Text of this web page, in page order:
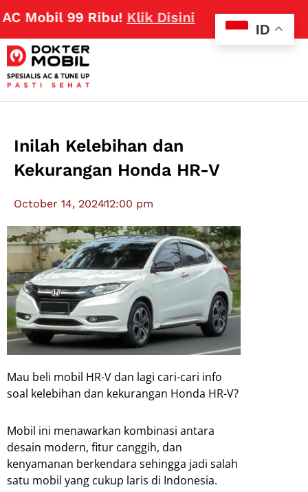
99 Ribu! Klik Disini
Inilah Kelebihan dan
Kekurangan Honda HR-V
October 14, 202412:00 pm
Mau beli mobil HR-V dan lagi cari-cari info
soal kelebihan dan kekurangan Honda HR-V?
Mobil ini menawarkan kombinasi antara
desain modern, fitur canggih, dan
kenyamanan berkendara sehingga jadi salah
satu mobil yang cukup laris di Indonesia.
ID